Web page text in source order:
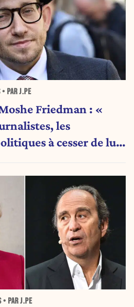
• PAR J.PE
Friedman : «
les
à cesser de lui
• PAR J.PE